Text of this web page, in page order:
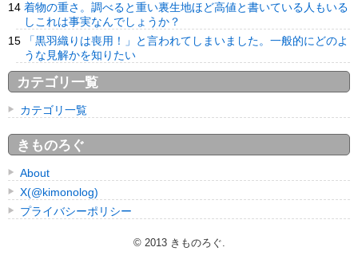
着物の重さ。調べると重い裏生地ほど高値と書いている人もいる
しこれは事実なんでしょうか？
「黒羽織りは喪用！」と言われてしまいました。一般的にどのよ
うな見解かを知りたい
カテゴリ一覧
カテゴリ一覧
きものろぐ
About
X(@kimonolog)
プライバシーポリシー
© 2013 きものろぐ.